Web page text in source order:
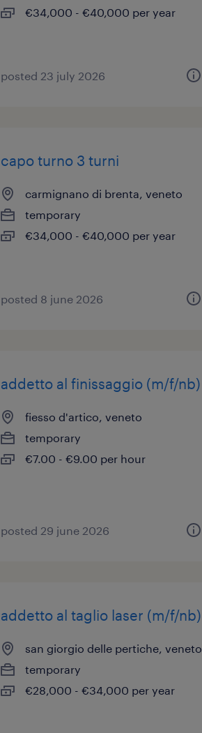
€34,000 - €40,000 per year
posted 23 july 2026
capo turno 3 turni
carmignano di brenta, veneto
temporary
€34,000 - €40,000 per year
posted 8 june 2026
addetto al finissaggio (m/f/nb)
fiesso d'artico, veneto
temporary
€7.00 - €9.00 per hour
posted 29 june 2026
addetto al taglio laser (m/f/nb)
san giorgio delle pertiche, veneto
temporary
€28,000 - €34,000 per year